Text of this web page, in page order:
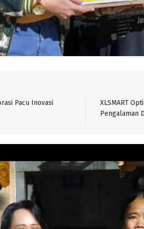
Pacu Inovasi
XLSMART
Pengalaman